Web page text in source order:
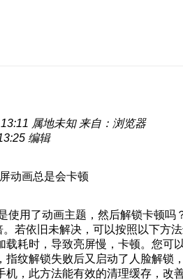
属地未知 来自：浏览器
编辑
动画总是会卡顿
使用了动画主题，然后解锁卡顿
若依旧未解决，可以按照以下方法
耗时，导致亮屏慢，卡顿。您
纹解锁失败后又启动了人脸解
，此方法能有效的清理缓存，改